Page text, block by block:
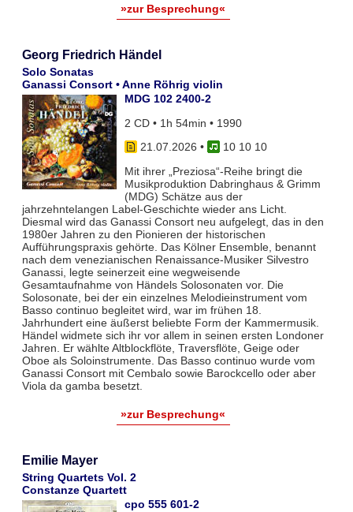
»zur Besprechung«
Georg Friedrich Händel
Solo Sonatas
Ganassi Consort • Anne Röhrig violin
MDG 102 2400-2
2 CD • 1h 54min • 1990
21.07.2026 •
10 10 10
Mit ihrer „Preziosa“-Reihe bringt die
Musikproduktion Dabringhaus & Grimm
(MDG) Schätze aus der
jahrzehntelangen Label-Geschichte wieder ans Licht.
Diesmal wird das Ganassi Consort neu aufgelegt, das in den
1980er Jahren zu den Pionieren der historischen
Aufführungspraxis gehörte. Das Kölner Ensemble, benannt
nach dem venezianischen Renaissance-Musiker Silvestro
Ganassi, legte seinerzeit eine wegweisende
Gesamtaufnahme von Händels Solosonaten vor. Die
Solosonate, bei der ein einzelnes Melodieinstrument vom
Basso continuo begleitet wird, war im frühen 18.
Jahrhundert eine äußerst beliebte Form der Kammermusik.
Händel widmete sich ihr vor allem in seinen ersten Londoner
Jahren. Er wählte Altblockflöte, Traversflöte, Geige oder
Oboe als Soloinstrumente. Das Basso continuo wurde vom
Ganassi Consort mit Cembalo sowie Barockcello oder aber
Viola da gamba besetzt.
»zur Besprechung«
Emilie Mayer
String Quartets Vol. 2
Constanze Quartett
cpo 555 601-2